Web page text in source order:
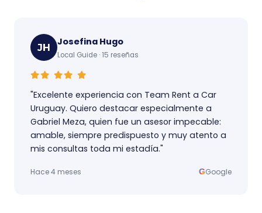
JH
Josefina Hugo
Local Guide · 15 reseñas
"Excelente experiencia con Team Rent a Car
Uruguay. Quiero destacar especialmente a
Gabriel Meza, quien fue un asesor impecable:
amable, siempre predispuesto y muy atento a
mis consultas toda mi estadía."
Hace 4 meses GGoogle